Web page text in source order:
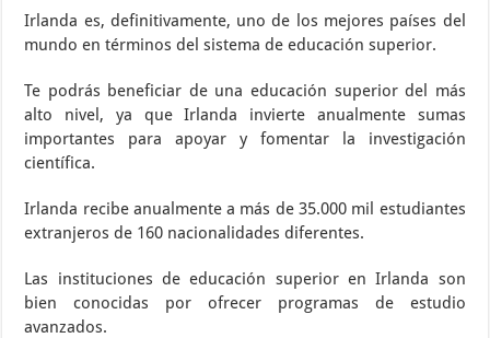
Irlanda es, definitivamente, uno de los mejores países del
mundo en términos del sistema de educación superior.
Te podrás beneficiar de una educación superior del más
alto nivel, ya que Irlanda invierte anualmente sumas
importantes para apoyar y fomentar la investigación
científica.
Irlanda recibe anualmente a más de 35.000 mil estudiantes
extranjeros de 160 nacionalidades diferentes.
Las instituciones de educación superior en Irlanda son
bien conocidas por ofrecer programas de estudio
avanzados.